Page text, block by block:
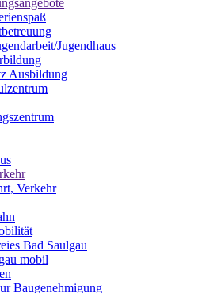
Jugendhaus
Ausbildung
Verkehr
Bad Saulgau
mobil
Baugenehmigung